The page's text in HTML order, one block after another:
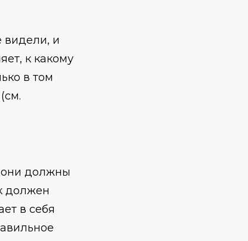
видели, и
к какому
в том
должны
должен
в себя